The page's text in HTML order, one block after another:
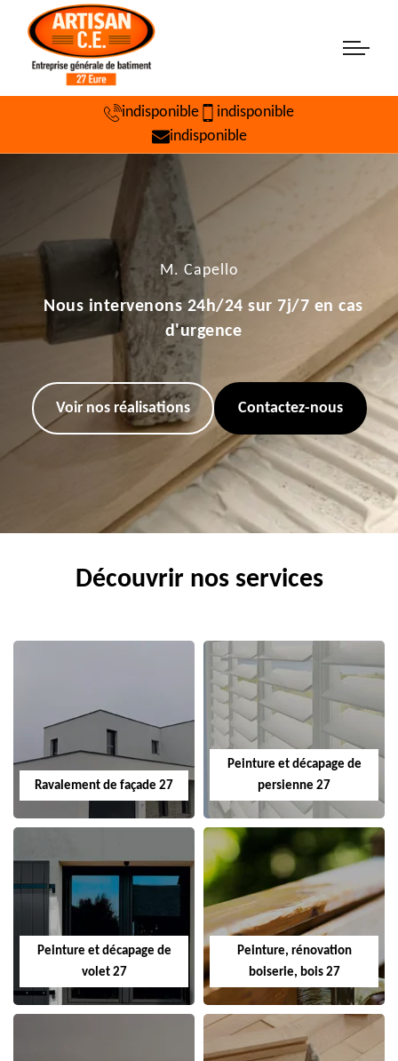
indisponible
indisponible
indisponible
M. Capello
Nous intervenons 24h/24 sur 7j/7 en cas
d'urgence
Voir nos réalisations Contactez-nous
Découvrir nos services
Ravalement de façade 27
Peinture et décapage de
persienne 27
Peinture et décapage de
volet 27
Peinture, rénovation
boiserie, bois 27